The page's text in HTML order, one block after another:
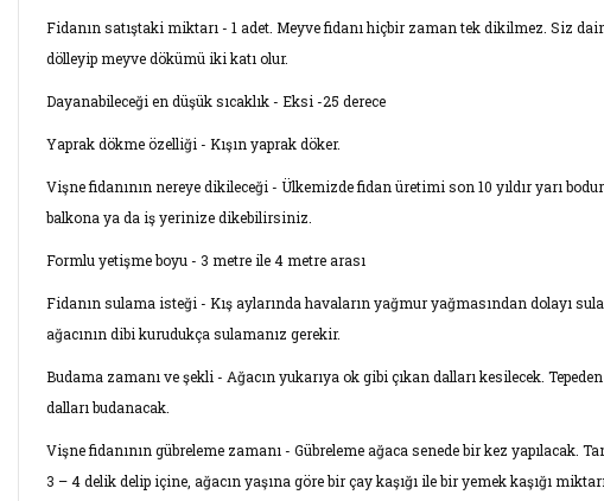
Fidanın satıştaki miktarı - 1 adet. Meyve fidanı hiçbir zaman tek dikilmez. Siz
dölleyip meyve dökümü iki katı olur.
Dayanabileceği en düşük sıcaklık - Eksi -25 derece
Yaprak dökme özelliği - Kışın yaprak döker.
Vişne fidanının nereye dikileceği - Ülkemizde fidan üretimi son 10 yıldır yarı
balkona ya da iş yerinize dikebilirsiniz.
Formlu yetişme boyu - 3 metre ile 4 metre arası
Fidanın sulama isteği - Kış aylarında havaların yağmur yağmasından dolayı
ağacının dibi kurudukça sulamanız gerekir.
Budama zamanı ve şekli - Ağacın yukarıya ok gibi çıkan dalları kesilecek.
dalları budanacak.
Vişne fidanının gübreleme zamanı - Gübreleme ağaca senede bir kez yapılacak.
3 – 4 delik delip içine, ağacın yaşına göre bir çay kaşığı ile bir yemek kaşığı